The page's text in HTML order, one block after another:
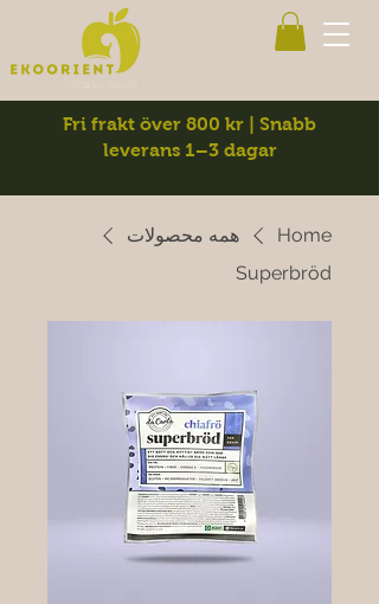
Fri frakt över 800 kr | Snabb
leverans 1–3 dagar
Home
همه محصولات
Superbröd